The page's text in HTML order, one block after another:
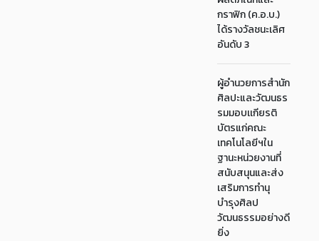
กราฟิก (ค.อ.บ.)
ได้รางวัลชนะเลิศ
อันดับ 3
ผู้อำนวยการสำนัก
ศิลปะและวัฒนธร
รมมอบเเกียรติ
บัตรแก่คณะ
เทคโนโลยีฯใน
ฐานะหน่วยงานที่
สนับสนุนและส่ง
เสริมการทำนุ
บำรุงศิลป
วัฒนธรรมอย่างดี
ยิ่ง